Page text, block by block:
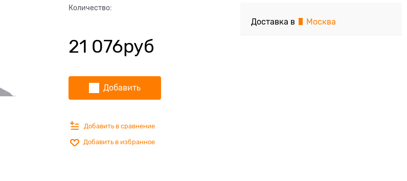
Количество:
21 076руб
Добавить
Добавить в сравнение
Добавить в избранное
Доставка в Москва